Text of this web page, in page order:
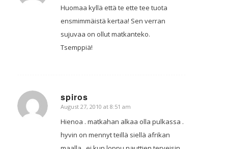
Huomaa kyllä että te ette tee tuota
ensmimmäistä kertaa! Sen verran
sujuvaa on ollut matkanteko.
Tsemppiä!
spiros
says:
August 27, 2010 at 8:51 am
Hienoa . matkahan alkaa olla pulkassa .
hyvin on mennyt teillä siellä afrikan